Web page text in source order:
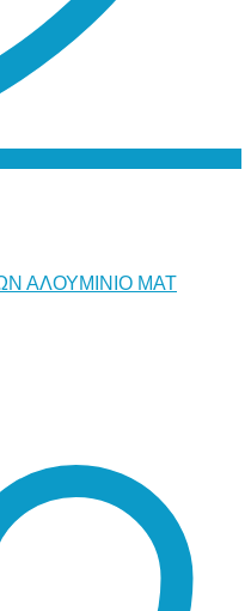
ΑΛΟΥΜΙΝΙΟ MAT